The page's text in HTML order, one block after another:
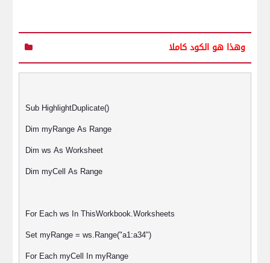
وهذا هو الكود كاملا
Sub HighlightDuplicate()
Dim myRange As Range
Dim ws As Worksheet
Dim myCell As Range
For Each ws In ThisWorkbook.Worksheets
Set myRange = ws.Range("a1:a34")
For Each myCell In myRange